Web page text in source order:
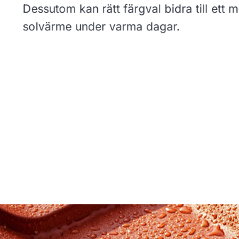
Dessutom kan rätt färgval bidra till ett
solvärme under varma dagar.